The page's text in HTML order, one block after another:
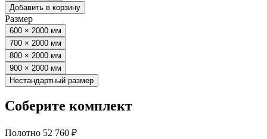
Добавить в корзину
Размер
600 × 2000 мм
700 × 2000 мм
800 × 2000 мм
900 × 2000 мм
Нестандартный размер
Соберите комплект
Полотно 52 760 ₽